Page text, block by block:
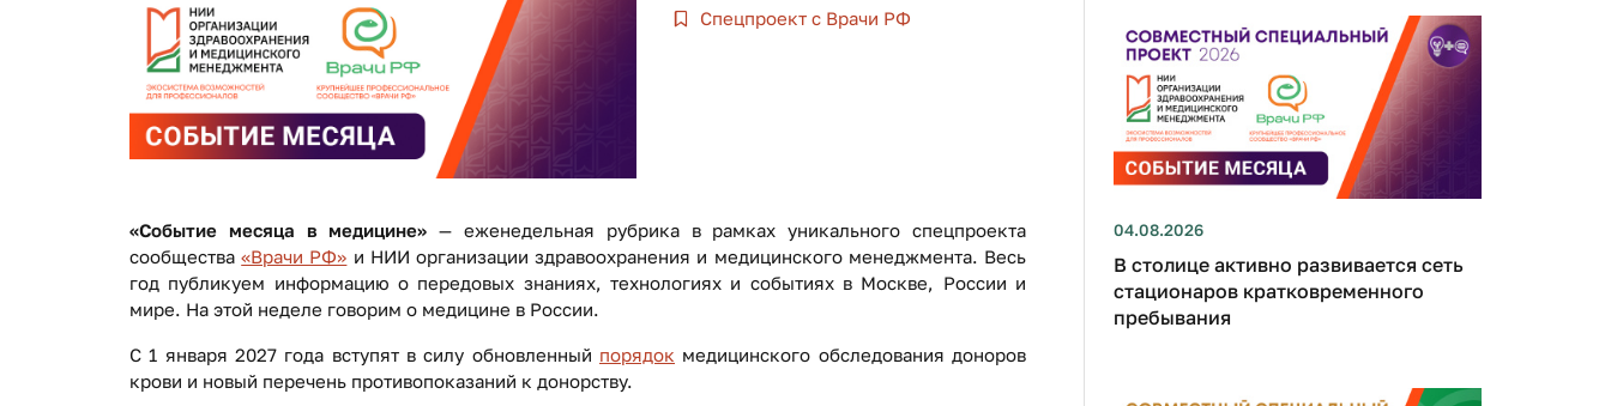
Спецпроект с Врачи РФ
«Событие месяца в медицине»— еженедельная рубрика в рамках уникального спецпроекта
сообщества«Врачи РФ» и НИИ организации здравоохранения и медицинского менеджмента. Весь
год публикуем информацию о передовых знаниях, технологиях и событиях в Москве, России и
мире. На этой неделе говорим о медицине в России.
С 1 января 2027 года вступят в силу обновленный порядок медицинского обследования доноров
крови и новый перечень противопоказаний к донорству.
04.08.2026
В столице активно развивается сеть
стационаров кратковременного
пребывания